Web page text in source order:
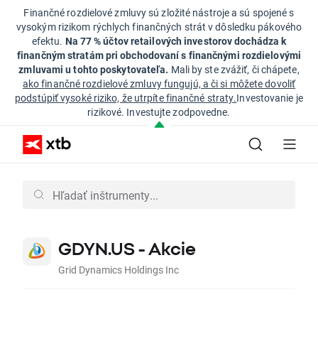
Finančné rozdielové zmluvy sú zložité nástroje a sú spojené s
vysokým rizikom rýchlych finančných strát v dôsledku pákového
efektu. Na 77 % účtov retailových investorov dochádza k
finančným stratám pri obchodovaní s finančnými rozdielovými
zmluvami u tohto poskytovateľa. Mali by ste zvážiť, či chápete,
ako finančné rozdielové zmluvy fungujú, a či si môžete dovoliť
podstúpiť vysoké riziko, že utrpíte finančné straty.Investovanie je
rizikové. Investujte zodpovedne.
GDYN.US - Akcie
Grid Dynamics Holdings Inc